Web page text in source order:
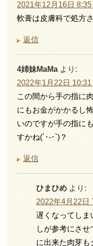
2021年12月16日 8:35
軟膏は皮膚科で処方
返信
4姉妹MaMa より:
2022年1月22日 10:31
この間から手の指に
にもお金がかかるし
いのですが手の指に
すかね(´･-･`)？
返信
ひまひめ より:
2022年4月22日
遅くなってしま
しが参考にさ
に出来た肉芽も